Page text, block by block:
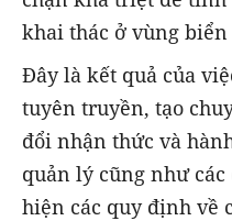
khai thác ở vùng
Đây là kết quả của
tuyên truyền, tạo
đổi nhận thức và
quản lý cũng như
hiện các quy định về